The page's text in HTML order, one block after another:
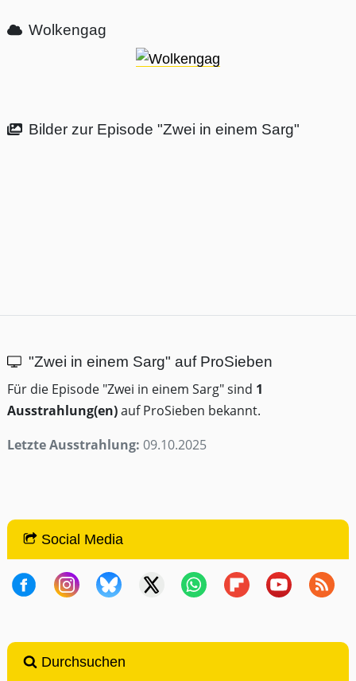
Wolkengag
Bilder zur Episode "Zwei in einem Sarg"
"Zwei in einem Sarg" auf ProSieben
Für die Episode "Zwei in einem Sarg" sind 1
Ausstrahlung(en)auf ProSieben bekannt.
Letzte Ausstrahlung: 09.10.2025
Social Media
Durchsuchen